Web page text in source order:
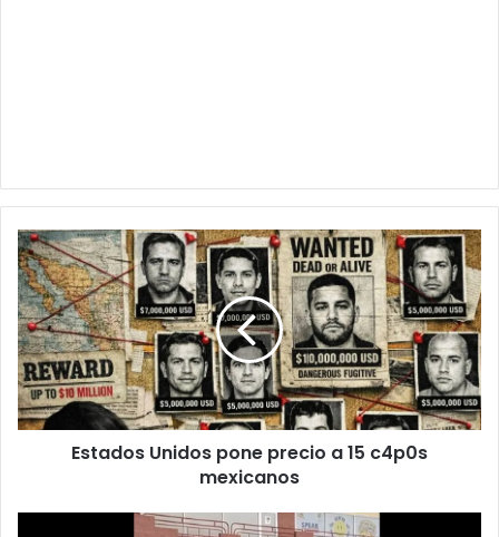
Estados
Unidos
pone
precio
a
15
c4p0s
mexicanos
Estados Unidos pone precio a 15 c4p0s
mexicanos